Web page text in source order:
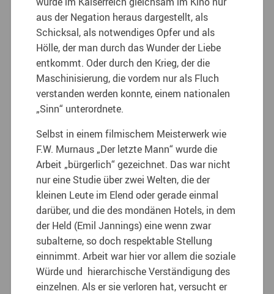
aus der Negation heraus dargestellt, als
Schicksal, als notwendiges Opfer und als
Hölle, der man durch das Wunder der Liebe
entkommt. Oder durch den Krieg, der die
Maschinisierung, die vordem nur als Fluch
verstanden werden konnte, einem nationalen
„Sinn“ unterordnete.
Selbst in einem filmischem Meisterwerk wie
F.W. Murnaus „Der letzte Mann“ wurde die
Arbeit „bürgerlich“ gezeichnet. Das war nicht
nur eine Studie über zwei Welten, die der
kleinen Leute im Elend oder gerade einmal
darüber, und die des mondänen Hotels, in dem
der Held (Emil Jannings) eine wenn zwar
subalterne, so doch respektable Stellung
einnimmt. Arbeit war hier vor allem die soziale
Würde und hierarchische Verständigung des
einzelnen. Als er sie verloren hat, versucht er